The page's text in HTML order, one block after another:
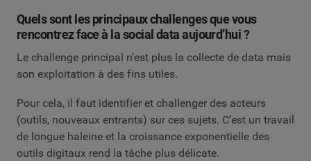
Quels sont les principaux challenges que vous
rencontrez face à la social data aujourd’hui ?
Le challenge principal n’est plus la collecte de data mais
son exploitation à des fins utiles.
Pour cela, il faut identifier et challenger des acteurs
(outils, nouveaux entrants) sur ces sujets. C’est un travail
de longue haleine et la croissance exponentielle des
outils digitaux rend la tâche plus délicate.